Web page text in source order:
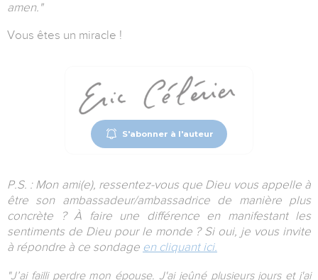
amen."
Vous êtes un miracle !
S'abonner à l'auteur
P.S. : Mon ami(e), ressentez-vous que Dieu vous appelle à
être son ambassadeur/ambassadrice de manière plus
concrète ? À faire une différence en manifestant les
sentiments de Dieu pour le monde ? Si oui, je vous invite
à répondre à ce sondage en cliquant ici.
"J’ai failli perdre mon épouse. J'ai jeûné plusieurs jours et j'ai